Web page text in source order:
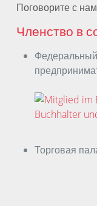
Поговорите с
Членство в
Торговая